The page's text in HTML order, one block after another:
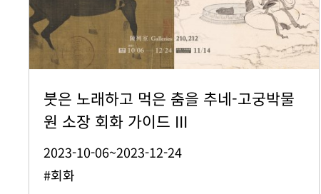
붓은 노래하고 먹은 춤을 추네-고궁박물
원 소장 회화 가이드 III
2023-10-06~2023-12-24
#회화